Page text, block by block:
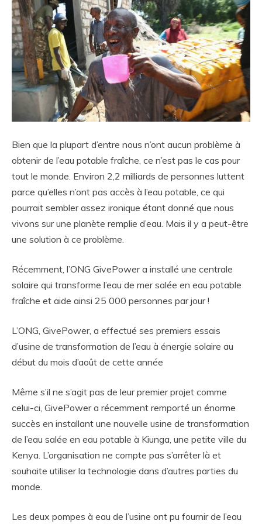
Bien que la plupart d’entre nous n’ont aucun problème à
obtenir de l’eau potable fraîche, ce n’est pas le cas pour
tout le monde. Environ 2,2 milliards de personnes luttent
parce qu’elles n’ont pas accès à l’eau potable, ce qui
pourrait sembler assez ironique étant donné que nous
vivons sur une planète remplie d’eau. Mais il y a peut-être
une solution à ce problème.
Récemment, l’ONG GivePower a installé une centrale
solaire qui transforme l’eau de mer salée en eau potable
fraîche et aide ainsi 25 000 personnes par jour !
L’ONG, GivePower, a effectué ses premiers essais
d’usine de transformation de l’eau à énergie solaire au
début du mois d’août de cette année
Même s’il ne s’agit pas de leur premier projet comme
celui-ci, GivePower a récemment remporté un énorme
succès en installant une nouvelle usine de transformation
de l’eau salée en eau potable à Kiunga, une petite ville du
Kenya. L’organisation ne compte pas s’arrêter là et
souhaite utiliser la technologie dans d’autres parties du
monde.
Les deux pompes à eau de l’usine ont pu fournir de l’eau